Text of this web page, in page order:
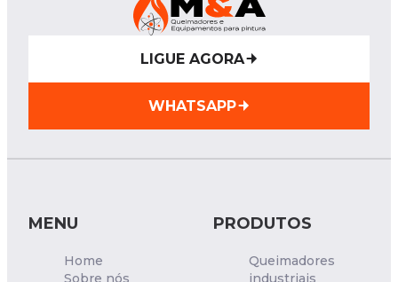
LIGUE AGORA
WHATSAPP
MENU
Home
Sobre nós
PRODUTOS
Queimadores
industriais